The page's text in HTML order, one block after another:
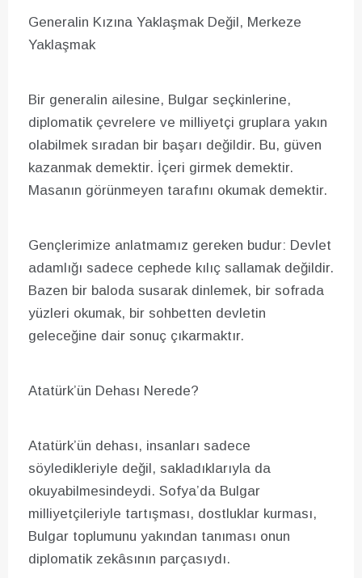
Generalin Kızına Yaklaşmak Değil, Merkeze
Yaklaşmak
Bir generalin ailesine, Bulgar seçkinlerine,
diplomatik çevrelere ve milliyetçi gruplara yakın
olabilmek sıradan bir başarı değildir. Bu, güven
kazanmak demektir. İçeri girmek demektir.
Masanın görünmeyen tarafını okumak demektir.
Gençlerimize anlatmamız gereken budur: Devlet
adamlığı sadece cephede kılıç sallamak değildir.
Bazen bir baloda susarak dinlemek, bir sofrada
yüzleri okumak, bir sohbetten devletin
geleceğine dair sonuç çıkarmaktır.
Atatürk’ün Dehası Nerede?
Atatürk’ün dehası, insanları sadece
söyledikleriyle değil, sakladıklarıyla da
okuyabilmesindeydi. Sofya’da Bulgar
milliyetçileriyle tartışması, dostluklar kurması,
Bulgar toplumunu yakından tanıması onun
diplomatik zekâsının parçasıydı.